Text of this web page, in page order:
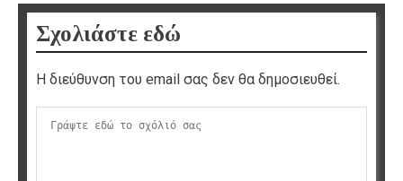
Σχολιάστε εδώ
Η διεύθυνση του email σας δεν θα δημοσιευθεί.